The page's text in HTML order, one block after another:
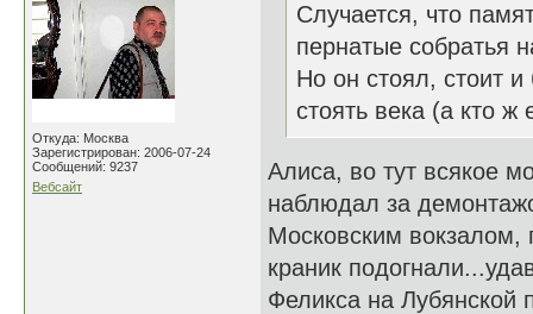
Откуда: Москва
Зарегистрирован: 2006-07-24
Сообщений: 9237
Вебсайт
Случается, что
пернатые собратья
Но он стоял, стоит и
стоять века (а кто ж
Алиса, во тут всякое
наблюдал за
Московским вокзалом,
краник
Феликса на Лубянской